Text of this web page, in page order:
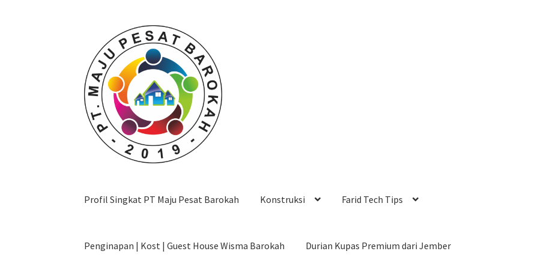
navigation
content
Profil Singkat PT Maju Pesat Barokah Konstruksi Farid Tech Tips
Penginapan | Kost | Guest House Wisma Barokah Durian Kupas Premium dari Jember